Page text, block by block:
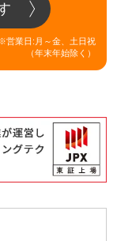
営業日:月～金、土日祝
（年末年始除く）